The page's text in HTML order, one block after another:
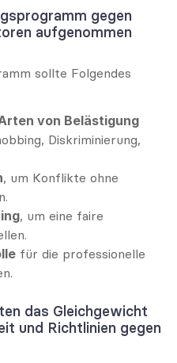
gegen
aufgenommen
von Belästigung
Diskriminierung,
, um Konflikte ohne
, um eine faire
für die professionelle
das Gleichgewicht
und Richtlinien gegen